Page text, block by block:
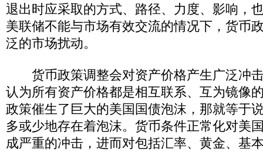
退出时应采取的方式、路径、力度、影响，
美联储不能与市场有效交流的情况下，货币
泛的市场扰动。
货币政策调整会对资产价格产生广泛冲
认为所有资产价格都是相互联系、互为镜像
政策催生了巨大的美国国债泡沫，那就等于
多或少地存在着泡沫。货币条件正常化对美
成严重的冲击，进而对包括汇率、黄金、基